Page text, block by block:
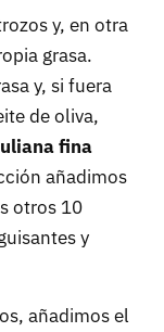
y, en otra
grasa.
y, si fuera
de oliva,
fina
añadimos
otros 10
y
añadimos el